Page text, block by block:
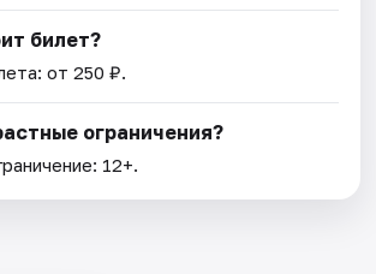
билет?
от 250 ₽.
ограничения?
12+.